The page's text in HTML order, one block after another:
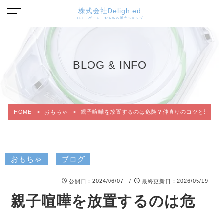
株式会社Delighted
TCG・ゲーム・おもちゃ販売ショップ
BLOG & INFO
HOME > おもちゃ > 親子喧嘩を放置するのは危険？仲直りのコツと対処
おもちゃ ブログ
公開日 ：2024/06/07 / 最終更新日 ：2026/05/19
親子喧嘩を放置するのは危